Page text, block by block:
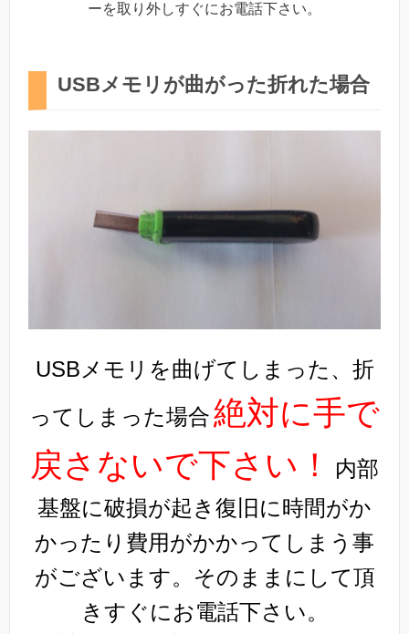
ーを取り外しすぐにお電話下さい。
USBメモリが曲がった折れた場合
USBメモリを曲げてしまった、折
ってしまった場合絶対に手で
戻さないで下さい！
内部
基盤に破損が起き復旧に時間がか
かったり費用がかかってしまう事
がございます。そのままにして頂
きすぐにお電話下さい。